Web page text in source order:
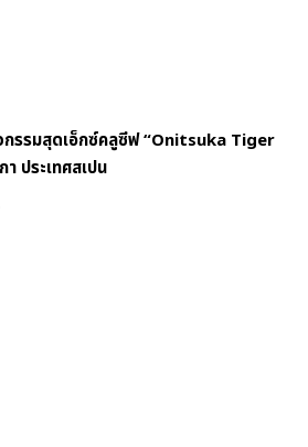
รรมสุดเอ็กซ์คลูซีฟ “Onitsuka Tiger
ประเทศสเปน